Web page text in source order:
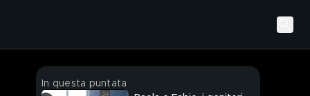
In questa puntata